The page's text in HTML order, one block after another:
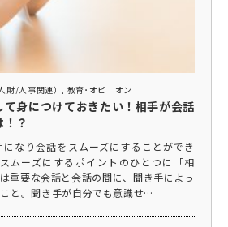
財/人事関連）, 教育･オピニオン
て身につけておきたい！相手が会話
？
なり会話をスムーズにすることができ
ムーズにするポイントのひとつに「相
重要な会話と会話の間に、聞き手によっ
と。聞き手が自分でも意識せ…